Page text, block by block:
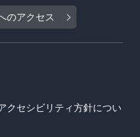
のアクセス
クセシビリティ方針につい